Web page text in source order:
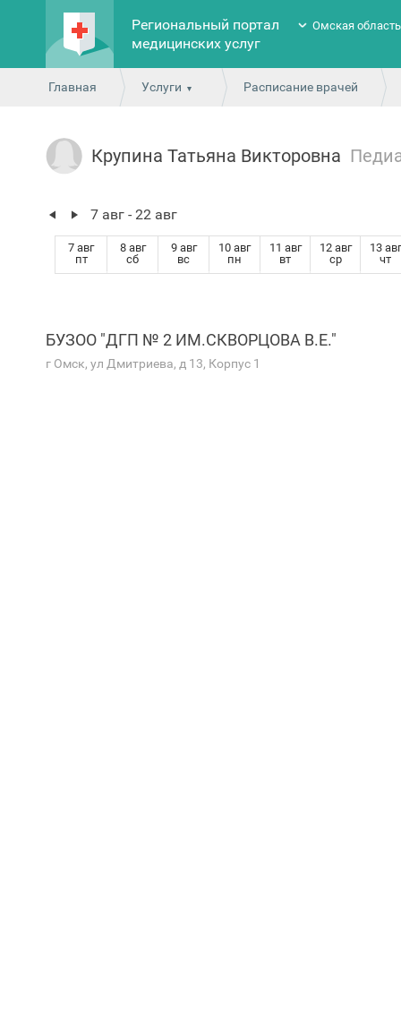
Региональный портал
медицинских услуг
Омская область
Главная Услуги Расписание врачей
Крупина Татьяна Викторовна
7 авг - 22 авг
7 авг
пт
8 авг
сб
9 авг
вс
10 авг
пн
11 авг
вт
12 авг
ср
13 авг
чт
БУЗОО "ДГП № 2 ИМ.СКВОРЦОВА В.Е."
г Омск, ул Дмитриева, д 13, Корпус 1